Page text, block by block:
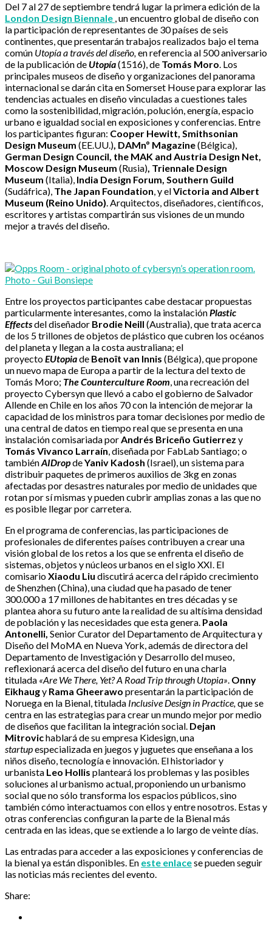
Del 7 al 27 de septiembre tendrá lugar la primera edición de la
London Design Biennale , un encuentro global de diseño con
la participación de representantes de 30 países de seis
continentes, que presentarán trabajos realizados bajo el tema
común Utopía a través del diseño,en referencia al 500 aniversario
de la publicación de Utopía(1516), de Tomás Moro. Los
principales museos de diseño y organizaciones del panorama
internacional se darán cita en Somerset House para explorar las
tendencias actuales en diseño vinculadas a cuestiones tales
como la sostenibilidad, migración, polución, energía, espacio
urbano e igualdad social en exposiciones y conferencias. Entre
los participantes figuran: Cooper Hewitt, Smithsonian
Design Museum (EE.UU.), DAMnº Magazine(Bélgica),
German Design Council, the MAK and Austria Design Net,
Moscow Design Museum (Rusia), Triennale Design
Museum (Italia), India Design Forum, Southern Guild
(Sudáfrica), The Japan Foundation, y elVictoria and Albert
Museum (Reino Unido). Arquitectos, diseñadores, científicos,
escritores y artistas compartirán sus visiones de un mundo
mejor a través del diseño.
Entre los proyectos participantes cabe destacar propuestas
particularmente interesantes, como la instalaciónPlastic
Effectsdel diseñador Brodie Neill (Australia), que trata acerca
de los 5 trillones de objetos de plástico que cubren los océanos
del planeta y llegan a la costa australiana; el
proyectoEUtopiade Benoît van Innis (Bélgica), que propone
un nuevo mapa de Europa a partir de la lectura del texto de
Tomás Moro; The Counterculture Room, una recreación del
proyecto Cybersyn que llevó a cabo el gobierno de Salvador
Allende en Chile en los años 70 con la intención de mejorar la
capacidad de los ministros para tomar decisiones por medio de
una central de datos en tiempo real que se presenta en una
instalación comisariada porAndrés Briceño Gutierrez y
Tomás Vivanco Larraín, diseñada por FabLab Santiago; o
tambiénAIDropdeYaniv Kadosh (Israel), un sistema para
distribuir paquetes de primeros auxilios de 3kg en zonas
afectadas por desastres naturales por medio de unidades que
rotan por sí mismas y pueden cubrir amplias zonas a las que no
es posible llegar por carretera.
En el programa de conferencias, las participaciones de
profesionales de diferentes países contribuyen a crear una
visión global de los retos a los que se enfrenta el diseño de
sistemas, objetos y núcleos urbanos en el siglo XXI. El
comisarioXiaodu Liu discutirá acerca del rápido crecimiento
de Shenzhen (China), una ciudad que ha pasado de tener
300.000 a 17 millones de habitantes en tres décadas y se
plantea ahora su futuro ante la realidad de su altísima densidad
de población y las necesidades que esta genera. Paola
Antonelli, Senior Curator del Departamento de Arquitectura y
Diseño del MoMA en Nueva York, además de directora del
Departamento de Investigación y Desarrollo del museo,
reflexionará acerca del diseño del futuro en una charla
titulada «Are We There, Yet? A Road Trip through Utopia». Onny
Eikhaugy Rama Gheerawo presentarán la participación de
Noruega en la Bienal, titulada Inclusive Design in Practice,que se
centra en las estrategias para crear un mundo mejor por medio
de diseños que facilitan la integración social. Dejan
Mitrovichablará de su empresa Kidesign, una
startupespecializada en juegos y juguetes que enseñana a los
niños diseño, tecnología e innovación. El historiador y
urbanista Leo Hollis planteará los problemas y las posibles
soluciones al urbanismo actual, proponiendo un urbanismo
social que no sólo transforma los espacios públicos, sino
también cómo interactuamos con ellos y entre nosotros. Estas y
otras conferencias configuran la parte de la Bienal más
centrada en las ideas, que se extiende a lo largo de veinte días.
Las entradas para acceder a las exposiciones y conferencias de
la bienal ya están disponibles. En este enlacese pueden seguir
las noticias más recientes del evento.
Share: